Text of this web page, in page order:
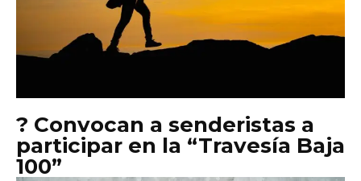
? Convocan a senderistas a
participar en la “Travesía Baja
100”